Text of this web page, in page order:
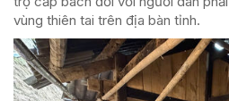
vùng thiên tai trên địa bàn tỉnh.